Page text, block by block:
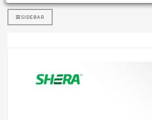
SIDEBAR